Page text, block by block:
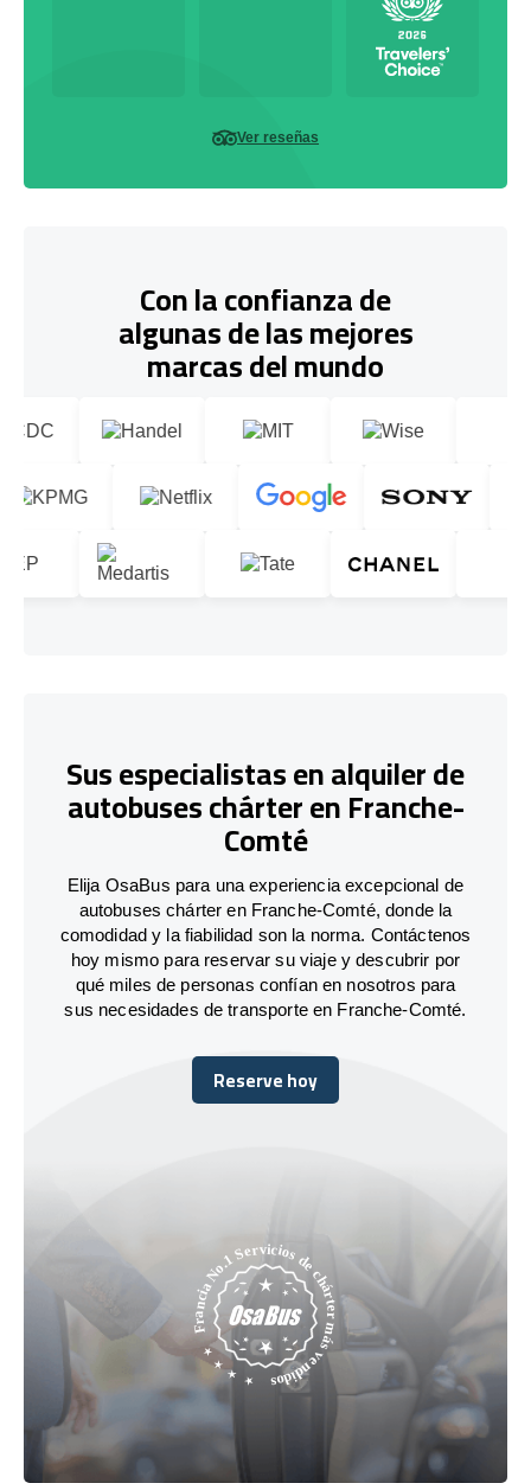
Ver reseñas
Con la confianza de
algunas de las mejores
marcas del mundo
Sus especialistas en alquiler de
autobuses chárter en Franche-
Comté
Elija OsaBus para una experiencia excepcional de
autobuses chárter en Franche-Comté, donde la
comodidad y la fiabilidad son la norma. Contáctenos
hoy mismo para reservar su viaje y descubrir por
qué miles de personas confían en nosotros para
sus necesidades de transporte en Franche-Comté.
Reserve hoy
Reserve hoy